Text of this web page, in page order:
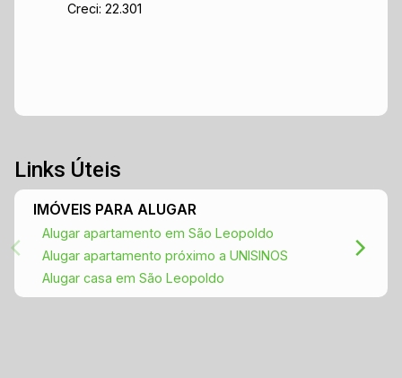
Creci: 22.301
Links Úteis
IMÓVEIS PARA ALUGAR
Alugar apartamento em São Leopoldo
Alugar apartamento próximo a UNISINOS
Alugar casa em São Leopoldo